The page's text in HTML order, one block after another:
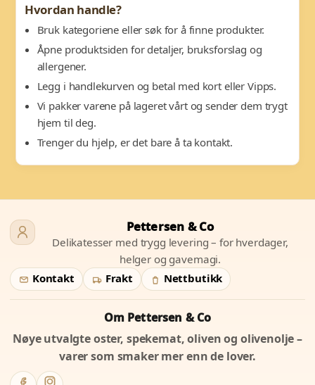
Hvordan handle?
Bruk kategoriene eller søk for å finne produkter.
Åpne produktsiden for detaljer, bruksforslag og
allergener.
Legg i handlekurven og betal med kort eller Vipps.
Vi pakker varene på lageret vårt og sender dem trygt
hjem til deg.
Trenger du hjelp, er det bare å ta kontakt.
Pettersen & Co
Delikatesser med trygg levering – for hverdager,
helger og gavemagi.
Kontakt
Frakt Nettbutikk
Om Pettersen & Co
Nøye utvalgte oster, spekemat, oliven og olivenolje –
varer som smaker mer enn de lover.